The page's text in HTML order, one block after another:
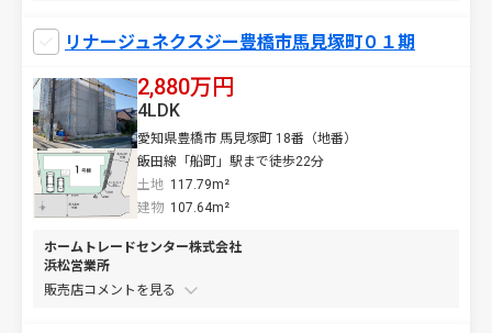
リナージュネクスジー豊橋市馬見塚町０１期
2,880万円
愛知県豊橋市 馬見塚町 18番（地番）
飯田線「船町」駅まで徒歩22分
土地 117.79m²
4LDK
建物 107.64m²
ホームトレードセンター株式会社
浜松営業所
販売店コメントを